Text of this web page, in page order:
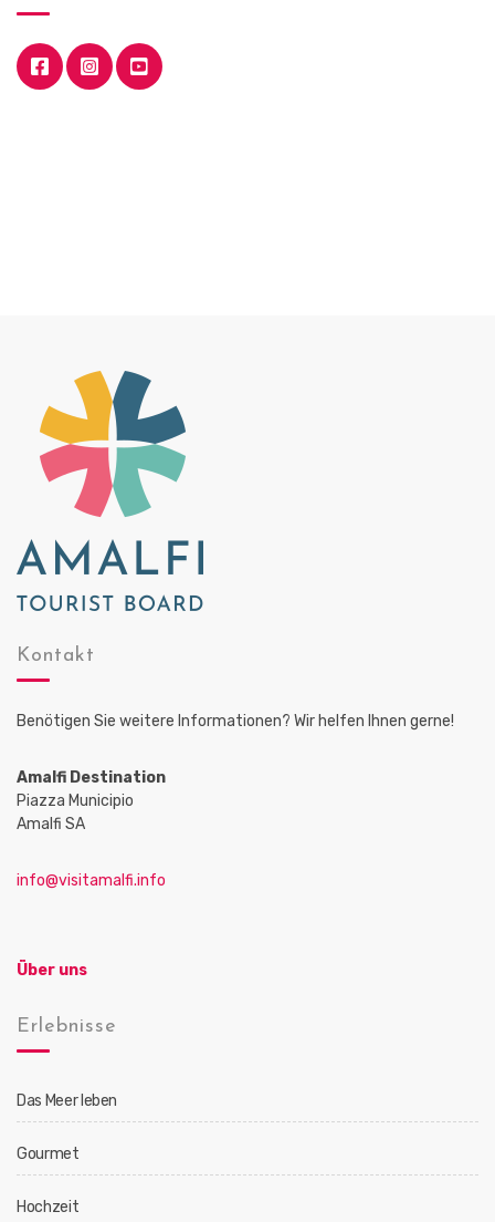
Kontakt
Benötigen Sie weitere Informationen? Wir helfen Ihnen gerne!
Amalfi Destination
Piazza Municipio
Amalfi SA
info@visitamalfi.info
Über uns
Erlebnisse
Das Meer leben
Gourmet
Hochzeit